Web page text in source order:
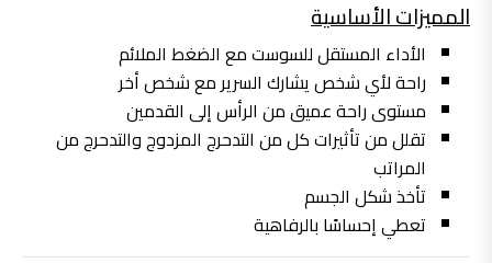
المميزات الأساسية
الأداء المستقل للسوست مع الضغط الملائم
راحة لأي شخص يشارك السرير مع شخص أخر
مستوى راحة عميق من الرأس إلى القدمين
تقلل من تأثيرات كل من التدحرج المزدوج والتدحرج من
المراتب
تأخذ شكل الجسم
تعطي إحساسًا بالرفاهية